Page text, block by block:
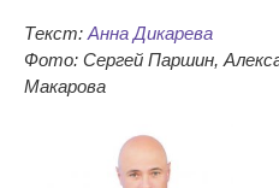
Текст: Анна Дикарева
Фото: Сергей Паршин,
Макарова